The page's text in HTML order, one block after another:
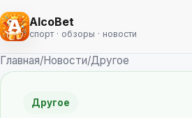
AlcoBet
спорт · обзоры · новости
Главная/Новости/Другое
Другое